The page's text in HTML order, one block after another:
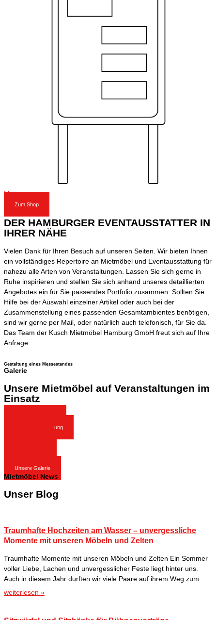
Messe
Zum Shop
DER HAMBURGER EVENTAUSSTATTER IN
IHRER NÄHE
Vielen Dank für Ihren Besuch auf unseren Seiten. Wir bieten Ihnen
ein vollständiges Repertoire an Mietmöbel und Eventausstattung für
nahezu alle Arten von Veranstaltungen. Lassen Sie sich gerne in
Ruhe inspirieren und stellen Sie sich anhand unseres detaillierten
Angebotes ein für Sie passendes Portfolio zusammen. Sollten Sie
Hilfe bei der Auswahl einzelner Artikel oder auch bei der
Zusammenstellung eines passenden Gesamtambientes benötigen,
sind wir gerne per Mail, oder natürlich auch telefonisch, für Sie da.
Das Team der Kusch Mietmöbel Hamburg GmbH freut sich auf Ihre
Anfrage.
Gestaltung eines Messestandes
Galerie
Unsere Mietmöbel auf Veranstaltungen im
Einsatz
Kongressbestuhlung
Unsere Galerie
Mietmöbel News
Unser Blog
Traumhafte Hochzeiten am Wasser – unvergessliche
Momente mit unseren Möbeln und Zelten
Traumhafte Momente mit unseren Möbeln und Zelten Ein Sommer
voller Liebe, Lachen und unvergesslicher Feste liegt hinter uns.
Auch in diesem Jahr durften wir viele Paare auf ihrem Weg zum
weiterlesen »